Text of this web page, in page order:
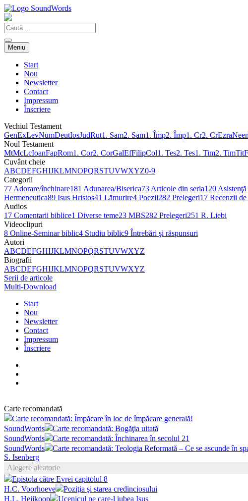
Meniu
Start
Nou
Newsletter
Contact
Impressum
Înscriere
Vechiul Testament
GenExLevNumDeutIosJudRut1. Sam2. Sam1. Împ2. Împ1. Cr2. CrEzra
Noul Testament
MtMcLcIoanFapRom1. Cor2. CorGalEfFilipCol1. Tes2. Tes1. Tim2. TimTit
Cuvânt cheie
ABCDEFGHIJKLMNOPQRSTUVWXYZ0-9
Categorii
77 Adorare/închinare181 Adunarea/Biserica73 Articole din seria120
Hermeneutica89 Isus Hristos41 Lămurire4 Poezii282 Prelegeri17 Recenzii de
Audios
17 Comentarii biblice1 Diverse teme23 MBS282 Prelegeri251 R. Liebi
Videoclipuri
8 Online-Seminar biblic4 Studiu biblic9 Întrebări şi răspunsuri
Autori
ABCDEFGHIJKLMNOPQRSTUVWXYZ
Biografii
ABCDEFGHIJKLMNOPQRSTUVWXYZ
Serii de articole
Multi-Download
Start
Nou
Newsletter
Contact
Impressum
Înscriere
Carte recomandată
Carte recomandată: Împăcare în loc de împăcare generală!
SoundWords
Carte recomandată: Bogăţia uitată
SoundWords
Carte recomandată: Închinarea în secolul 21
SoundWords
Carte recomandată: Teologia Reformată – Ce se ascunde în
S. Isenberg
Alegere aleatorie
Epistola către Evrei capitolul 8
H.C. Voorhoeve
Poziţia şi starea credinciosului
H.L. Heijkoop
Ucenicul pe care-l iubea Isus